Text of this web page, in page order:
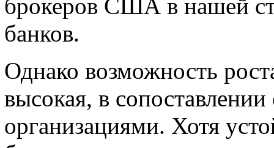
брокеров США в нашей
банков.
Однако возможность
высокая, в
организациями. Хотя